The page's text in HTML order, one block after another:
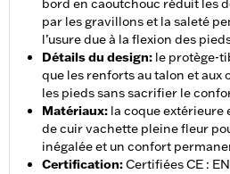
bord en caoutchouc réduit les
par les gravillons et la saleté
l’usure due à la flexion des
Détails du design: le protège-
que les renforts au talon et aux
les pieds sans sacrifier le
Matériaux: la coque extérieure
de cuir vachette pleine fleur
inégalée et un confort
Certification:Certifiées CE :